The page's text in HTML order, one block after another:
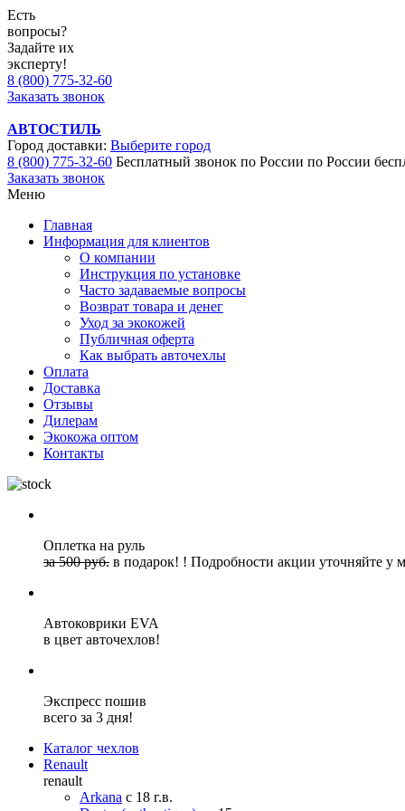
Есть
вопросы?
Задайте их
эксперту!
8 (800) 775-32-60
Заказать звонок
АВТОСТИЛЬ
Город доставки: Выберите город
8 (800) 775-32-60 Бесплатный звонок по России по России
Заказать звонок
Меню
Главная
Информация для клиентов
О компании
Инструкция по установке
Часто задаваемые вопросы
Возврат товара и денег
Уход за экокожей
Публичная оферта
Как выбрать авточехлы
Оплата
Доставка
Отзывы
Дилерам
Экокожа оптом
Контакты
Оплетка на руль
за 500 руб. в подарок! ! Подробности акции уточняйте у
Автоковрики EVA
в цвет авточехлов!
Экспресс пошив
всего за 3 дня!
Каталог чехлов
Renault
renault
Arkana с 18 г.в.